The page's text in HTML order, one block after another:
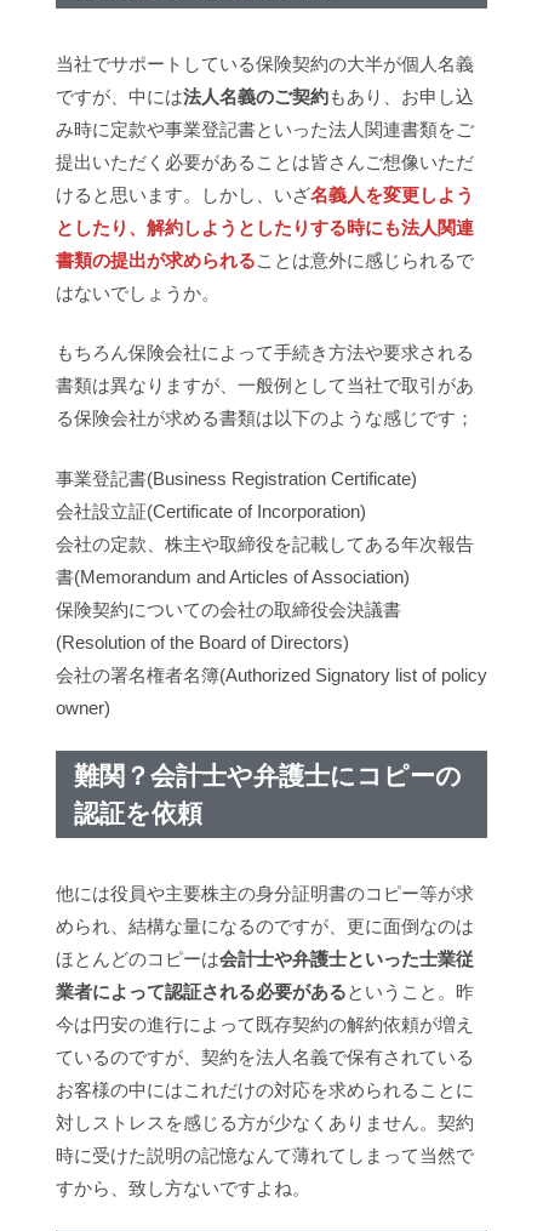
当社でサポートしている保険契約の大半が個人名義
ですが、中には法人名義のご契約もあり、お申し込
み時に定款や事業登記書といった法人関連書類をご
提出いただく必要があることは皆さんご想像いただ
けると思います。しかし、いざ名義人を変更しよう
としたり、解約しようとしたりする時にも法人関連
書類の提出が求められることは意外に感じられるで
はないでしょうか。
もちろん保険会社によって手続き方法や要求される
書類は異なりますが、一般例として当社で取引があ
る保険会社が求める書類は以下のような感じです；
事業登記書(Business Registration Certificate)
会社設立証(Certificate of Incorporation)
会社の定款、株主や取締役を記載してある年次報告
書(Memorandum and Articles of Association)
保険契約についての会社の取締役会決議書
(Resolution of the Board of Directors)
会社の署名権者名簿(Authorized Signatory list of policy
owner)
難関？会計士や弁護士にコピーの
認証を依頼
他には役員や主要株主の身分証明書のコピー等が求
められ、結構な量になるのですが、更に面倒なのは
ほとんどのコピーは会計士や弁護士といった士業従
業者によって認証される必要があるということ。昨
今は円安の進行によって既存契約の解約依頼が増え
ているのですが、契約を法人名義で保有されている
お客様の中にはこれだけの対応を求められることに
対しストレスを感じる方が少なくありません。契約
時に受けた説明の記憶なんて薄れてしまって当然で
すから、致し方ないですよね。